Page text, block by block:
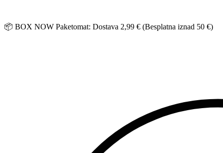
sadržaj
📦 BOX NOW Paketomat: Dostava 2,99 € (Besplatna iznad 50 €)